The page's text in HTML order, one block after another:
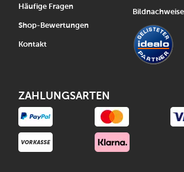
Häufige Fragen
Shop-Bewertungen
Kontakt
Bildnachweise
ZAHLUNGSARTEN